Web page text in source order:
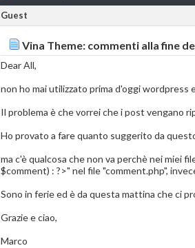
Guest
Vina Theme: commenti alla fine
Dear All,
non ho mai utilizzato prima d'oggi
Il problema è che vorrei che i post vengano
Ho provato a fare quanto suggerito da
ma c'è qualcosa che non va perchè nei miei
$comment) : ?>" nel file "comment.php",
Sono in ferie ed è da questa mattina che ci
Grazie e ciao,
Marco